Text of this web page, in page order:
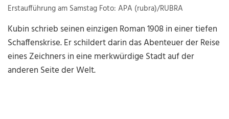
Erstaufführung am Samstag Foto: APA (rubra)/RUBRA
Kubin schrieb seinen einzigen Roman 1908 in einer tiefen
Schaffenskrise. Er schildert darin das Abenteuer der Reise
eines Zeichners in eine merkwürdige Stadt auf der
anderen Seite der Welt.